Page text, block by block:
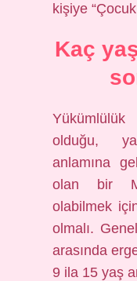
kişiye
Kaç
olduğu,
anlamına
olan bir
olabilmek
olmalı.
arasında
9 ila 15 yaş